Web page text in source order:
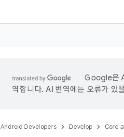
Google은
역합니다. AI 번역에는 오류가 있
Android Developers Develop Core